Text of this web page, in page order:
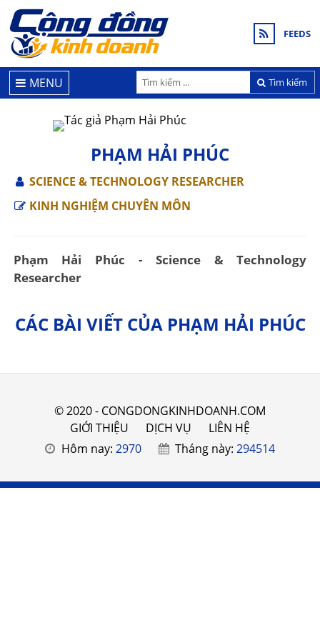
FEEDS
Tìm kiếm
MENU
PHẠM HẢI PHÚC
SCIENCE & TECHNOLOGY RESEARCHER
KINH NGHIỆM CHUYÊN MÔN
Phạm Hải Phúc - Science & Technology
Researcher
CÁC BÀI VIẾT CỦA PHẠM HẢI PHÚC
© 2020 - CONGDONGKINHDOANH.COM
GIỚI THIỆU
DỊCH VỤ
LIÊN HỆ
Hôm nay: 2970 Tháng này:294514